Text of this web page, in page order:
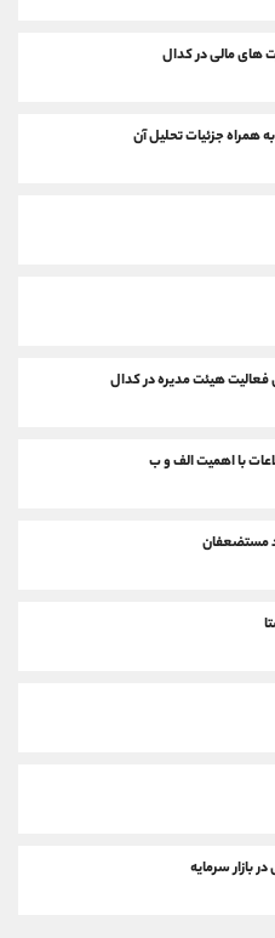
های مالی در کدال
همراه جزئیات تحلیل آن
هیئت مدیره در کدال
با اهمیت الف و ب
مستضعفان
بازار سرمایه